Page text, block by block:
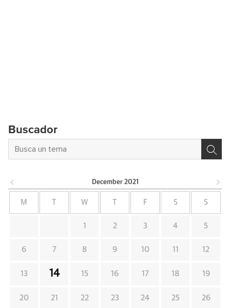
Buscador
December 2021
M W F S S
1 2 3 4 5
6 7 8 9 10 11 12
13 14 15 16 17 18 19
20 21 22 23 24 25 26